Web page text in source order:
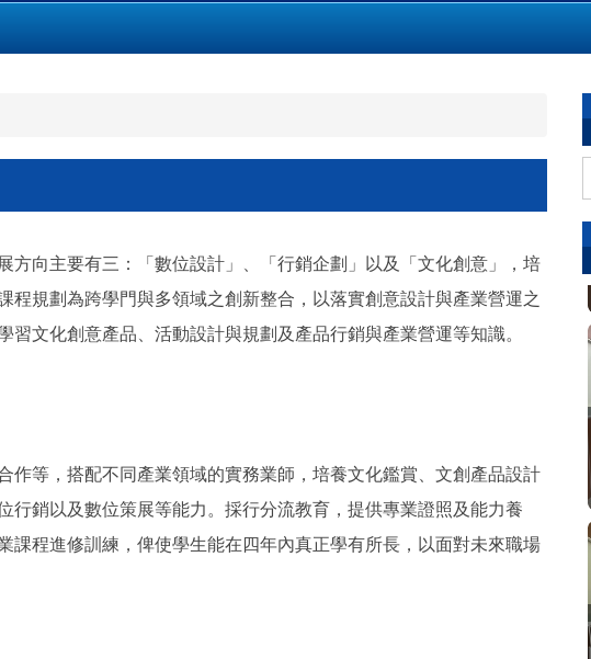
方向主要有三：「數位設計」、「行銷企劃」以及「文化創意」，培
程規劃為跨學門與多領域之創新整合，以落實創意設計與產業營運之
習文化創意產品、活動設計與規劃及產品行銷與產業營運等知識。
作等，搭配不同產業領域的實務業師，培養文化鑑賞、文創產品設計
行銷以及數位策展等能力。採行分流教育，提供專業證照及能力養
課程進修訓練，俾使學生能在四年內真正學有所長，以面對未來職場